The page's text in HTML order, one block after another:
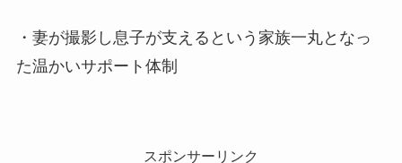
・妻が撮影し息子が支えるという家族一丸となっ
た温かいサポート体制
スポンサーリンク